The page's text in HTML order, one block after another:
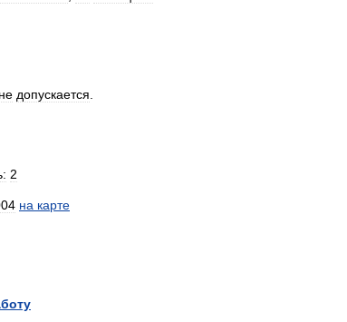
не допускается
2
на карте